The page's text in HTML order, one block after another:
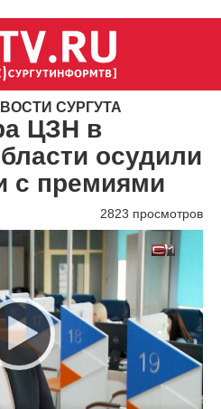
СУРГУТА
ЦЗН в
осудили
с премиями
2823 просмотров